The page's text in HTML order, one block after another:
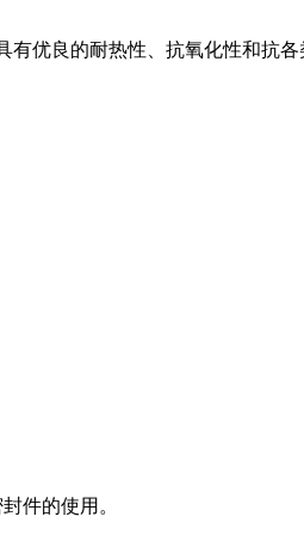
有优良的耐热性、抗氧化性和抗各
件的使用。